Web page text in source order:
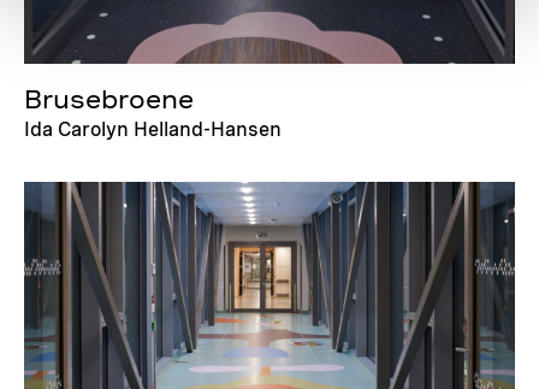
Brusebroene
Ida Carolyn Helland-Hansen